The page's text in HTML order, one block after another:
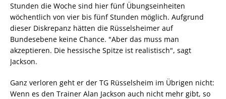
Stunden die Woche sind hier fünf Übungseinheiten
wöchentlich von vier bis fünf Stunden möglich. Aufgrund
dieser Diskrepanz hätten die Rüsselsheimer auf
Bundesebene keine Chance. "Aber das muss man
akzeptieren. Die hessische Spitze ist realistisch", sagt
Jackson.
Ganz verloren geht er der TG Rüsselsheim im Übrigen nicht:
Wenn es den Trainer Alan Jackson auch nicht mehr gibt, so